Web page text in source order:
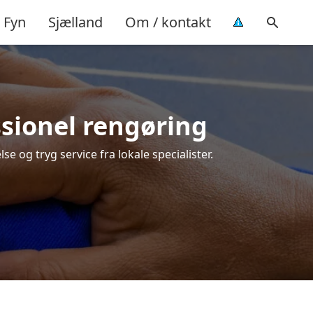
Fyn Sjælland Om / kontakt
rengøring
og tryg service fra lokale specialister.